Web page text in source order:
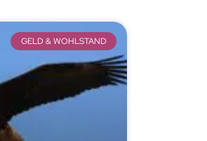
GELD & WOHLSTAND